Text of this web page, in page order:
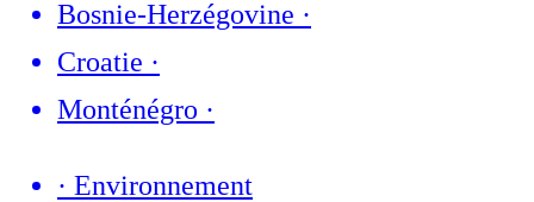
Bosnie-Herzégovine ·
Croatie ·
Monténégro ·
· Environnement